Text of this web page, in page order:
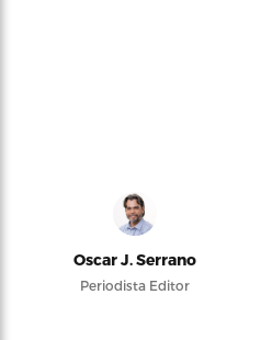
Oscar J. Serrano
Periodista Editor